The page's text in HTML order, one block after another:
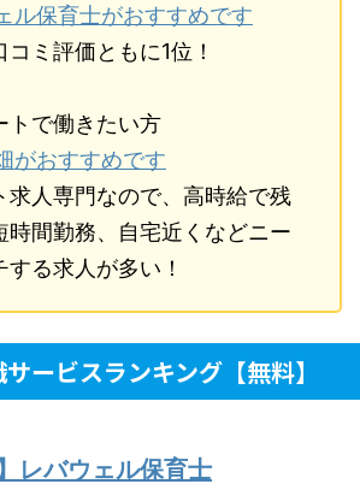
ル保育士がおすすめです
ミ評価ともに1位！
トで働きたい方
がおすすめです
求人専門なので、高時給で残
時間勤務、自宅近くなどニー
する求人が多い！
ービスランキング【無料】
レバウェル保育士